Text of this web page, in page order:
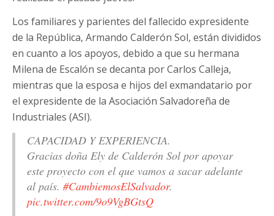
Los familiares y parientes del fallecido expresidente
de la República, Armando Calderón Sol, están divididos
en cuanto a los apoyos, debido a que su hermana
Milena de Escalón se decanta por Carlos Calleja,
mientras que la esposa e hijos del exmandatario por
el expresidente de la Asociación Salvadoreña de
Industriales (ASI).
CAPACIDAD Y EXPERIENCIA.
Gracias doña Ely de Calderón Sol por apoyar
este proyecto con el que vamos a sacar adelante
al país. #CambiemosElSalvador.
pic.twitter.com/9o9VgBGtsQ